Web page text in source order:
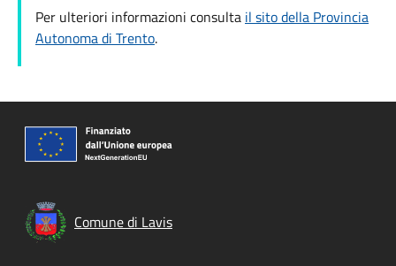
Per ulteriori informazioni consulta il sito della Provincia
Autonoma di Trento.
Comune di Lavis